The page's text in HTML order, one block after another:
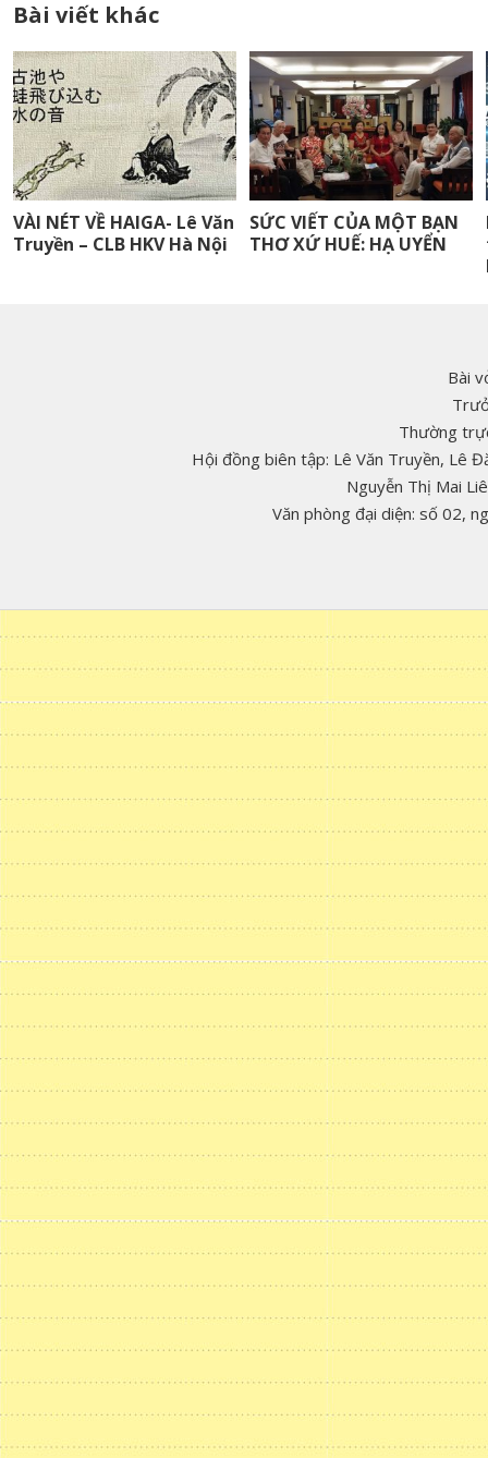
Bài viết khác
VÀI NÉT VỀ HAIGA- Lê Văn
Truyền – CLB HKV Hà Nội
SỨC VIẾT CỦA MỘT BẠN
THƠ XỨ HUẾ: HẠ UYỂN
Bài
Thường
Hội đồng biên tập: Lê Văn Truyền, Lê
Nguyễn Thị Mai
Văn phòng đại diện: số 02,